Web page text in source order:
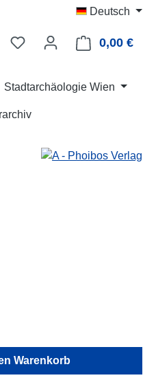
Deutsch
0,00 €
Stadtarchäologie Wien
Wert ein
Warenkorb